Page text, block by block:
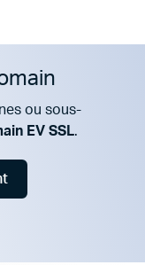
ou sous-
EV SSL.